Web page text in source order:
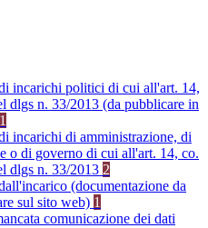
incarichi politici di cui all'art. 14,
dlgs n. 33/2013 (da pubblicare in
1
incarichi di amministrazione, di
o di governo di cui all'art. 14, co.
dlgs n. 33/2013 2
(documentazione da
sul sito web) 1
comunicazione dei dati